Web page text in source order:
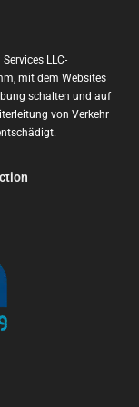
LLC-
mit dem Websites
schalten und auf
von Verkehr